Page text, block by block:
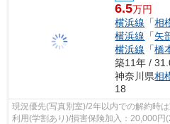
6.5万円
横浜線 「相
横浜線 「矢
横浜線 「橋
築11年 /
神奈川県相
18
現況優先(写真別室)/2年以内での解約時
利用(学割あり)/損害保険加入：20,000円